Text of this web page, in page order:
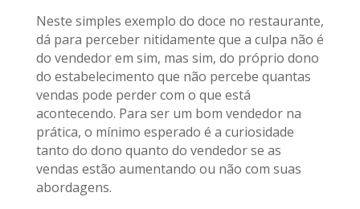
Neste simples exemplo do doce no restaurante,
dá para perceber nitidamente que a culpa não é
do vendedor em sim, mas sim, do próprio dono
do estabelecimento que não percebe quantas
vendas pode perder com o que está
acontecendo. Para ser um bom vendedor na
prática, o mínimo esperado é a curiosidade
tanto do dono quanto do vendedor se as
vendas estão aumentando ou não com suas
abordagens.